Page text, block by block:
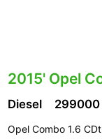
2015' Opel
Diesel 299000
Opel Combo 1.6